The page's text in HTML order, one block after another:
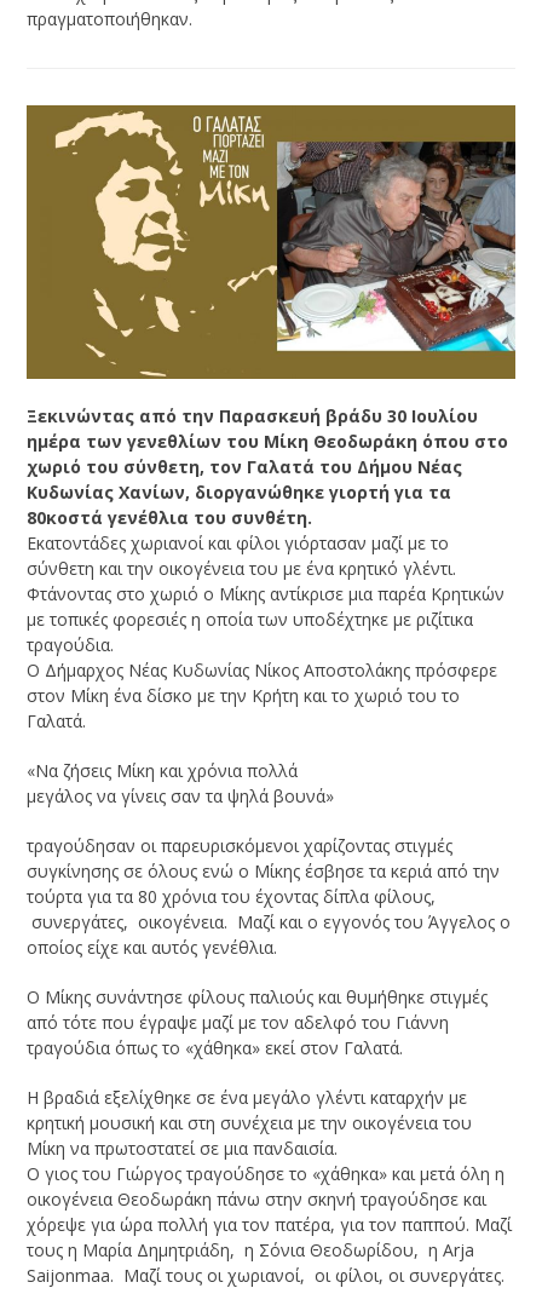
πραγματοποιήθηκαν.
Ξεκινώντας από την Παρασκευή βράδυ 30 Ιουλίου
ημέρα των γενεθλίων του Μίκη Θεοδωράκη όπου στο
χωριό του σύνθετη, τον Γαλατά του Δήμου Νέας
Κυδωνίας Χανίων, διοργανώθηκε γιορτή για τα
80κοστά γενέθλια του συνθέτη.
Εκατοντάδες χωριανοί και φίλοι γιόρτασαν μαζί με το
σύνθετη και την οικογένεια του με ένα κρητικό γλέντι.
Φτάνοντας στο χωριό ο Μίκης αντίκρισε μια παρέα Κρητικών
με τοπικές φορεσιές η οποία των υποδέχτηκε με ριζίτικα
τραγούδια.
Ο Δήμαρχος Νέας Κυδωνίας Νίκος Αποστολάκης πρόσφερε
στον Μίκη ένα δίσκο με την Κρήτη και το χωριό του το
Γαλατά.
«Να ζήσεις Μίκη και χρόνια πολλά
μεγάλος να γίνεις σαν τα ψηλά βουνά»
τραγούδησαν οι παρευρισκόμενοι χαρίζοντας στιγμές
συγκίνησης σε όλους ενώ ο Μίκης έσβησε τα κεριά από την
τούρτα για τα 80 χρόνια του έχοντας δίπλα φίλους,
συνεργάτες, οικογένεια. Μαζί και ο εγγονός του Άγγελος ο
οποίος είχε και αυτός γενέθλια.
Ο Μίκης συνάντησε φίλους παλιούς και θυμήθηκε στιγμές
από τότε που έγραψε μαζί με τον αδελφό του Γιάννη
τραγούδια όπως το «χάθηκα» εκεί στον Γαλατά.
Η βραδιά εξελίχθηκε σε ένα μεγάλο γλέντι καταρχήν με
κρητική μουσική και στη συνέχεια με την οικογένεια του
Μίκη να πρωτοστατεί σε μια πανδαισία.
Ο γιος του Γιώργος τραγούδησε το «χάθηκα» και μετά όλη η
οικογένεια Θεοδωράκη πάνω στην σκηνή τραγούδησε και
χόρεψε για ώρα πολλή για τον πατέρα, για τον παππού. Μαζί
τους η Μαρία Δημητριάδη, η Σόνια Θεοδωρίδου, η Arja
Saijonmaa. Μαζί τους οι χωριανοί, οι φίλοι, οι συνεργάτες.